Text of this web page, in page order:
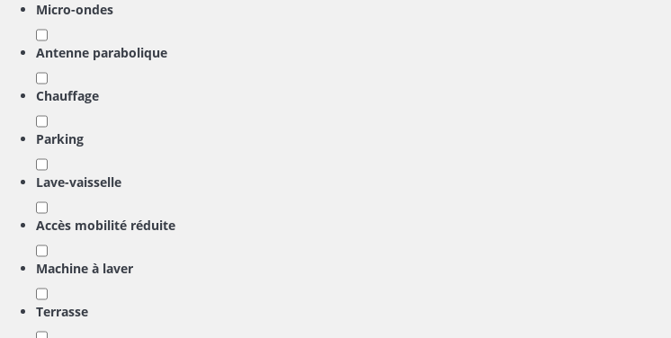
Micro-ondes
Antenne parabolique
Chauffage
Parking
Lave-vaisselle
Accès mobilité réduite
Machine à laver
Terrasse